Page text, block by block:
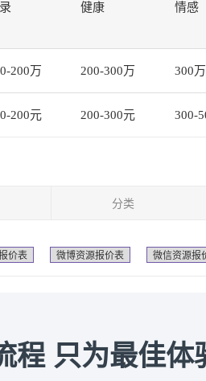
健康 情感
200万 200-300万 300
200元 200-300元 300-
分类
价表 微博资源报价表 微信资源报
程 只为最佳体